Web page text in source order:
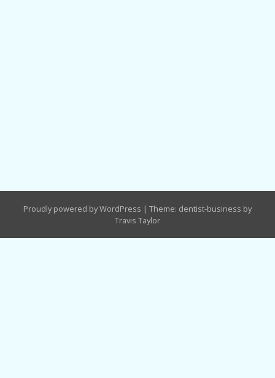
Proudly powered by WordPress | Theme: dentist-business by
Travis Taylor